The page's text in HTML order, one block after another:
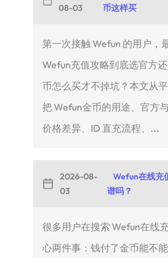
08-03
币这样买
第一次接触 Wefun 的用户，
Wefun充值攻略到底选官方
币怎么买才不掉坑？本文从
把 Wefun金币的用途、官方
价格差异、ID 直充流程、...
2026-08-
03
Wefun在线充
谱吗？
很多用户在搜索 Wefun在线
心两件事：钱付了金币能不